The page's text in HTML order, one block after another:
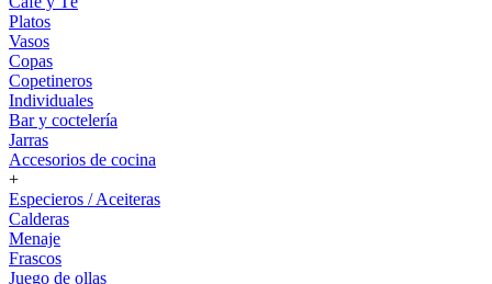
Platos
Vasos
Copas
Copetineros
Individuales
Bar y coctelería
Jarras
Accesorios de cocina
+
Especieros / Aceiteras
Calderas
Menaje
Frascos
Juego de ollas